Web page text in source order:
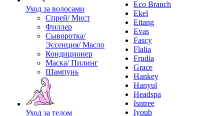
Уход за волосами
Спрей/ Мист
Филлер
Сыворотка/
Эссенция/ Масло
Кондиционер
Маска/ Пилинг
Шампунь
Уход за телом
Eco Branch
Ekel
Ettang
Evas
Fascy
Flalia
Frudia
Grace
Hankey
Hanyul
Headspa
Isntree
Iyoub